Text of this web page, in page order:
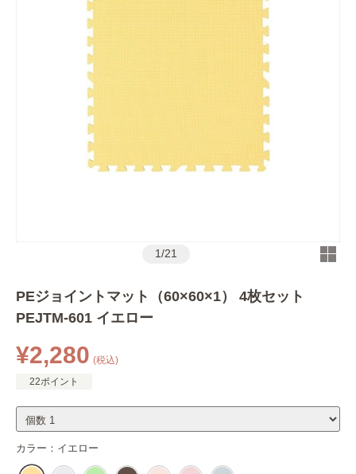
1/21
PEジョイントマット（60×60×1） 4枚セット
PEJTM-601 イエロー
¥2,280 (税込)
22ポイント
カラー： イエロー